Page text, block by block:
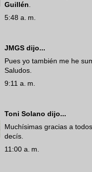
Guillén
5:48 a. m.
JMGS dijo...
Pues yo también me he
Saludos.
9:11 a. m.
Toni Solano dijo...
Muchísimas gracias a
decís.
11:00 a. m.